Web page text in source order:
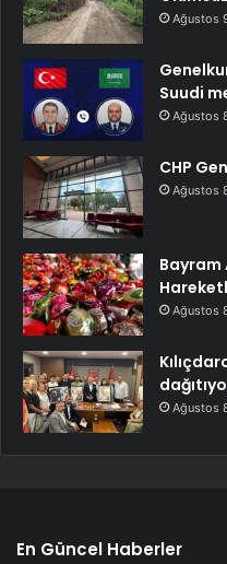
Ağustos
Suudi
Ağustos
CHP
Ağustos
Bayram
Ağustos
Ağustos
En Güncel Haberler